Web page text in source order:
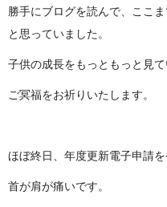
勝手にブログを読んで、ここ
と思っていました。
子供の成長をもっともっと見て
ご冥福をお祈りいたします。
ほぼ終日、年度更新電子申請を
首が肩が痛いです。